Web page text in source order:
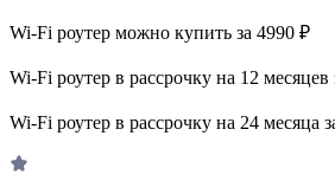
Wi-Fi роутер можно купить за 4990 ₽
Wi-Fi роутер в рассрочку на 12 месяцев
Wi-Fi роутер в рассрочку на 24 месяца